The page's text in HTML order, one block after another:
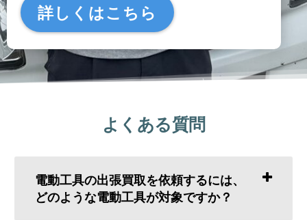
詳しくはこちら
よくある質問
電動工具の出張買取を依頼するには、
どのような電動工具が対象ですか？